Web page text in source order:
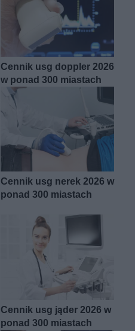
Cennik usg doppler 2026
w ponad 300 miastach
Cennik usg nerek 2026 w
ponad 300 miastach
Cennik usg jąder 2026 w
ponad 300 miastach